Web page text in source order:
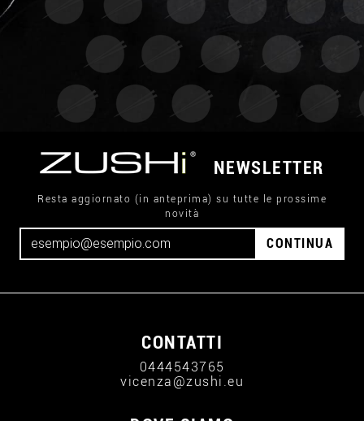
NEWSLETTER
Resta aggiornato (in anteprima) su tutte le prossime
novità
CONTINUA
CONTATTI
0444543765
vicenza@zushi.eu